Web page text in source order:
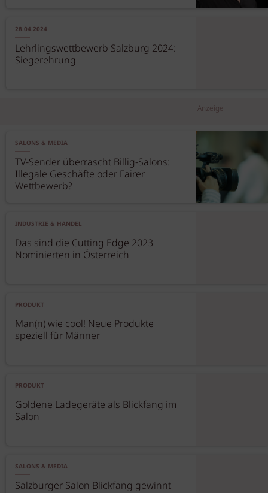
28.04.2024
Lehrlingswettbewerb Salzburg 2024:
Siegerehrung
Anzeige
SALONS & MEDIA
TV-Sender überrascht Billig-Salons:
Illegale Geschäfte oder Fairer
Wettbewerb?
INDUSTRIE & HANDEL
Das sind die Cutting Edge 2023
Nominierten in Österreich
PRODUKT
Man(n) wie cool! Neue Produkte
speziell für Männer
PRODUKT
Goldene Ladegeräte als Blickfang im
Salon
SALONS & MEDIA
Salzburger Salon Blickfang gewinnt